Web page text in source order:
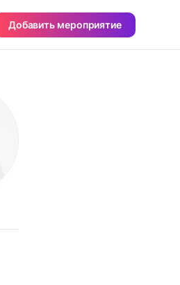
Добавить мероприятие